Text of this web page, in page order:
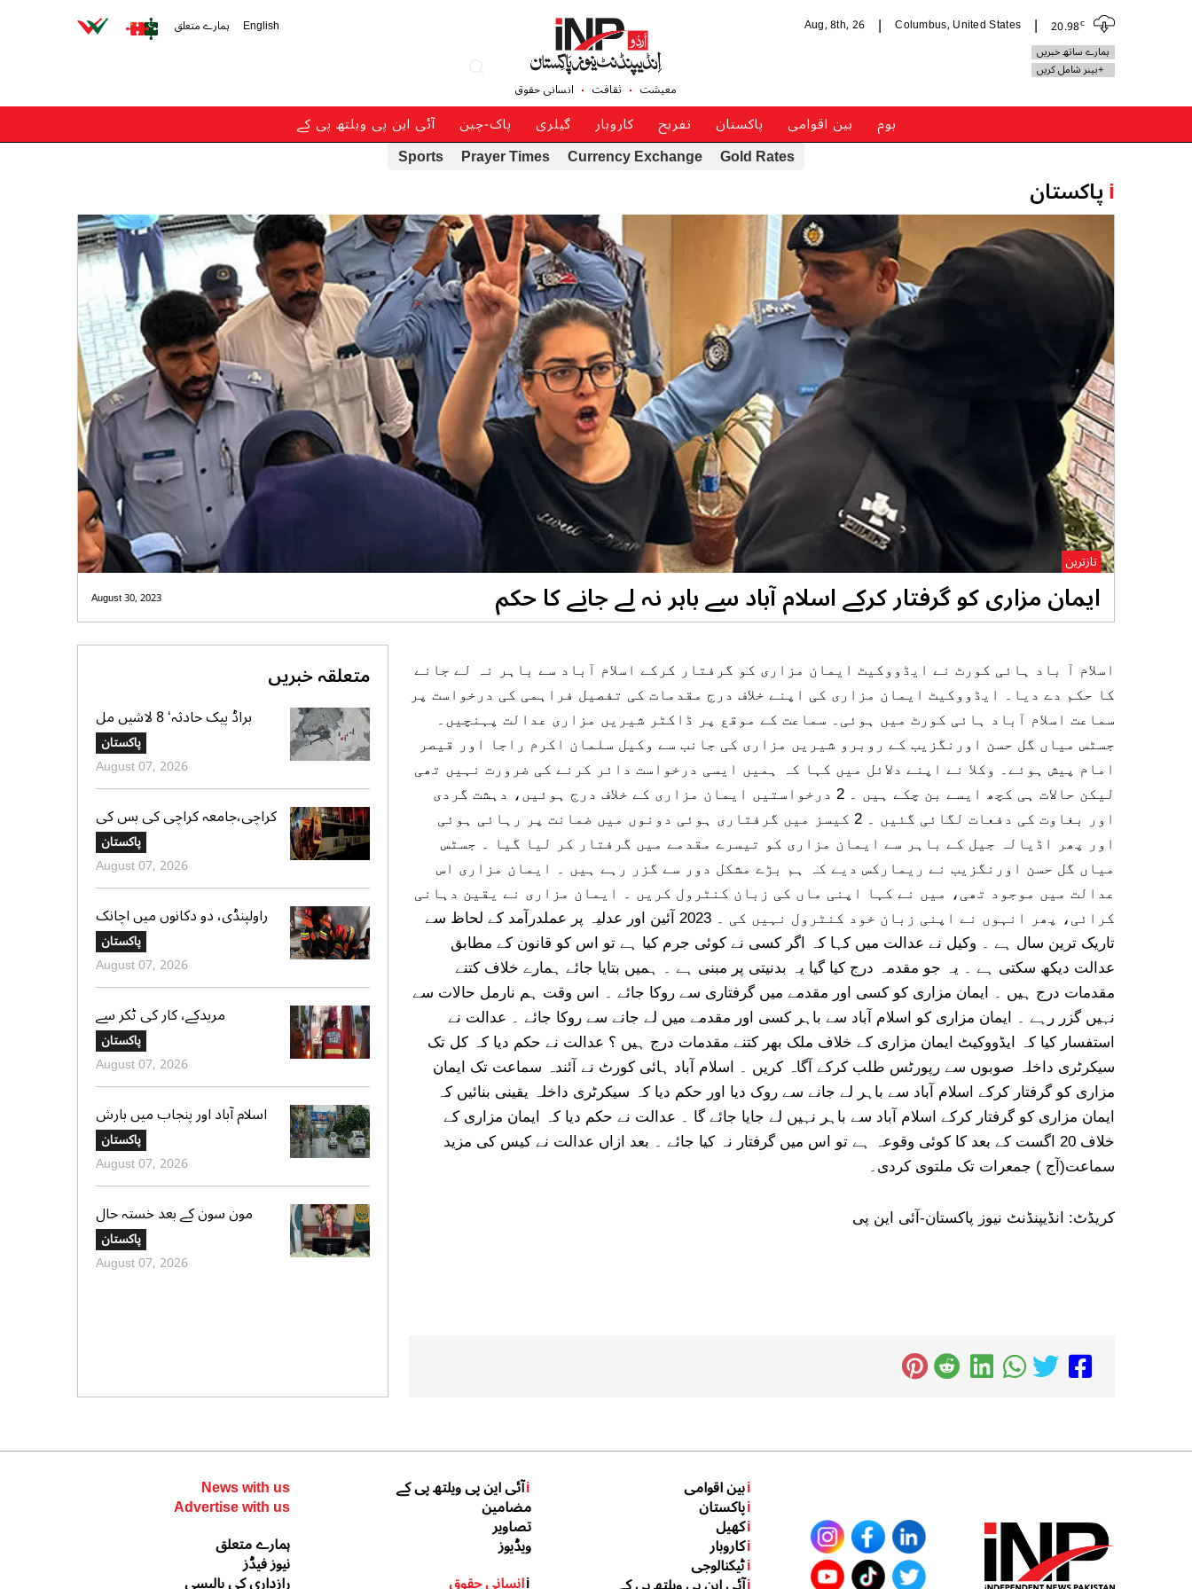
20.98c
Columbus, United States
Aug, 8th, 26
ہمارے ساتھ خبریں
+بینر شامل کریں
معیشت ثقافت انسانی حقوق
English ہمارے متعلق
ہوم بین اقوامی پاکستان تفریح کاروبار گیلری پاک-چین آئی این پی ویلتھ پی کے
Gold Rates
Currency Exchange
Prayer Times
Sports
iپاکستان
ایمان مزاری کو گرفتار کرکے اسلام آباد سے باہر نہ لے جانے کا حکم
تازترین
August 30, 2023
اسلام آ باد ہائی کورٹ نے ایڈووکیٹ ایمان مزاری کو گرفتار کرکے اسلام آباد سے باہر نہ لے جانے
کا حکم دے دیا۔ ایڈووکیٹ ایمان مزاری کی اپنے خلاف درج مقدمات کی تفصیل فراہمی کی درخواست پر
سماعت اسلام آباد ہائی کورٹ میں ہوئی۔ سماعت کے موقع پر ڈاکٹر شیریں مزاری عدالت پہنچیں۔
جسٹس میاں گل حسن اورنگزیب کے روبرو شیریں مزاری کی جانب سے وکیل سلمان اکرم راجا اور قیصر
امام پیش ہوئے۔ وکلا نے اپنے دلائل میں کہا کہ ہمیں ایسی درخواست دائر کرنے کی ضرورت نہیں تھی
لیکن حالات ہی کچھ ایسے بن چکے ہیں ۔ 2 درخواستیں ایمان مزاری کے خلاف درج ہوئیں، دہشت گردی
اور بغاوت کی دفعات لگائی گئیں ۔ 2 کیسز میں گرفتاری ہوئی دونوں میں ضمانت پر رہائی ہوئی
اور پھر اڈیالہ جیل کے باہر سے ایمان مزاری کو تیسرے مقدمے میں گرفتار کر لیا گیا ۔ جسٹس
میاں گل حسن اورنگزیب نے ریمارکس دیے کہ ہم بڑے مشکل دور سے گزر رہے ہیں ۔ ایمان مزاری اس
عدالت میں موجود تھی، میں نے کہا اپنی ماں کی زبان کنٹرول کریں ۔ ایمان مزاری نے یقین دہانی
کرائی، پھر انہوں نے اپنی زبان خود کنٹرول نہیں کی ۔ 2023 آئین اور عدلیہ پر عملدرآمد کے لحاظ سے
تاریک ترین سال ہے ۔ وکیل نے عدالت میں کہا کہ اگر کسی نے کوئی جرم کیا ہے تو اس کو قانون کے مطابق
عدالت دیکھ سکتی ہے ۔ یہ جو مقدمہ درج کیا گیا یہ بدنیتی پر مبنی ہے ۔ ہمیں بتایا جائے ہمارے خلاف کتنے
مقدمات درج ہیں ۔ ایمان مزاری کو کسی اور مقدمے میں گرفتاری سے روکا جائے ۔ اس وقت ہم نارمل حالات سے
نہیں گزر رہے ۔ ایمان مزاری کو اسلام آباد سے باہر کسی اور مقدمے میں لے جانے سے روکا جائے ۔ عدالت نے
استفسار کیا کہ ایڈووکیٹ ایمان مزاری کے خلاف ملک بھر کتنے مقدمات درج ہیں ؟ عدالت نے حکم دیا کہ کل تک
سیکرٹری داخلہ صوبوں سے رپورٹس طلب کرکے آگاہ کریں ۔ اسلام آباد ہائی کورٹ نے آئندہ سماعت تک ایمان
مزاری کو گرفتار کرکے اسلام آباد سے باہر لے جانے سے روک دیا اور حکم دیا کہ سیکرٹری داخلہ یقینی بنائیں کہ
ایمان مزاری کو گرفتار کرکے اسلام آباد سے باہر نہیں لے جایا جائے گا ۔ عدالت نے حکم دیا کہ ایمان مزاری کے
خلاف 20 اگست کے بعد کا کوئی وقوعہ ہے تو اس میں گرفتار نہ کیا جائے ۔ بعد ازاں عدالت نے کیس کی مزید
سماعت(آج ) جمعرات تک ملتوی کردی۔
کریڈٹ: انڈیپنڈنٹ نیوز پاکستان-آئی این پی
متعلقہ خبریں
براڈ پیک حادثہ‘ 8 لاشیں مل
گئیں، ایک تک رسائی مشکل، 2
کی تلاش جاری‘ صدر الپائن کلب
پاکستان
August 07, 2026
کراچی،جامعہ کراچی کی بس کی
ٹکر سے موٹر سائیکل سوار لڑکی
جاں بحق،ڈرائیور گرفتار
پاکستان
August 07, 2026
راولپنڈی، دو دکانوں میں اچانک
آگ بھڑک اٹھی، ریسکیو کی
بروقت کارروائی، بڑا نقصان ٹل
گیا
پاکستان
August 07, 2026
مریدکے، کار کی ٹکر سے
موٹرسائیکل سوار 2 دوست جاں
بحق، بچہ شدید زخمی
پاکستان
August 07, 2026
اسلام آباد اور پنجاب میں بارش
کی پیشگوئی، کراچی میں بوندا
باندی کا امکان
پاکستان
August 07, 2026
مون سون کے بعد خستہ حال
عمارتوں کا سروے کرایا جائے،
وزیراعلی پنجاب کی ہدایت
پاکستان
August 07, 2026
iبین اقوامی
iپاکستان
iکھیل
iکاروبار
iٹیکنالوجی
iآئی این پی ویلتھ پی کے
مضامین
تصاویر
ویڈیوز
News with us
Advertise with us
ہمارے متعلق
نیوز فیڈز